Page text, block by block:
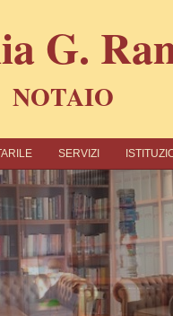
G.
NOTAIO
SERVIZI